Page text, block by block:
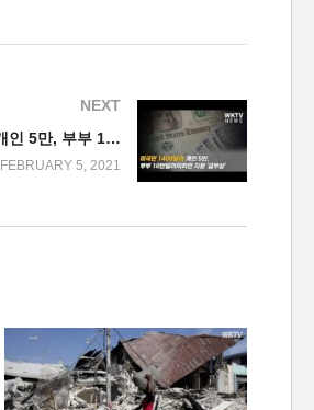
NEXT
미국민 1400달러 개인 5만, 부부 10만달러이하만 지원 ‘급부상’
FEBRUARY 5, 2021